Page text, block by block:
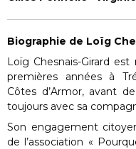
Biographie de Loïg
Loïg Chesnais-Girard
premières années à
Côtes d’Armor, avant
toujours avec sa
Son engagement
de l’association «